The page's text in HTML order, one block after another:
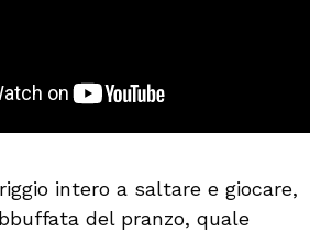
intero a saltare e giocare,
del pranzo, quale